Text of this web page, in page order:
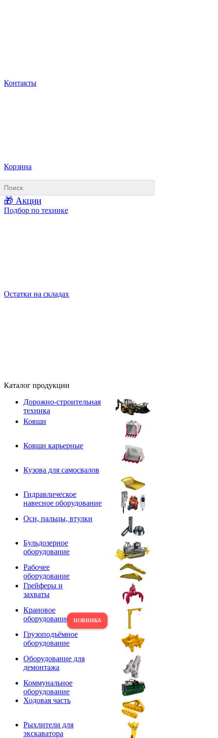
Контакты
Корзина
🎁 Акции
Подбор по технике
Остатки на складах
Каталог продукции
Дорожно-строительная
техника
Ковши
Ковши карьерные
Кузова для самосвалов
Гидравлическое
навесное оборудование
Оси, пальцы, втулки
Бульдозерное
оборудование
Рабочее
оборудование
Грейферы и
захваты
Крановое
оборудование
Грузоподъёмное
оборудование
Оборудование для
демонтажа
Коммунальное
оборудование
Ходовая часть
Рыхлители для
экскаватора